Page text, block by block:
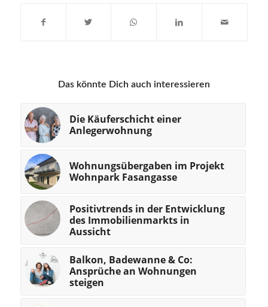
Das könnte Dich auch interessieren
Die Käuferschicht einer
Anlegerwohnung
Wohnungsübergaben im Projekt
Wohnpark Fasangasse
Positivtrends in der Entwicklung
des Immobilienmarkts in
Aussicht
Balkon, Badewanne & Co:
Ansprüche an Wohnungen
steigen